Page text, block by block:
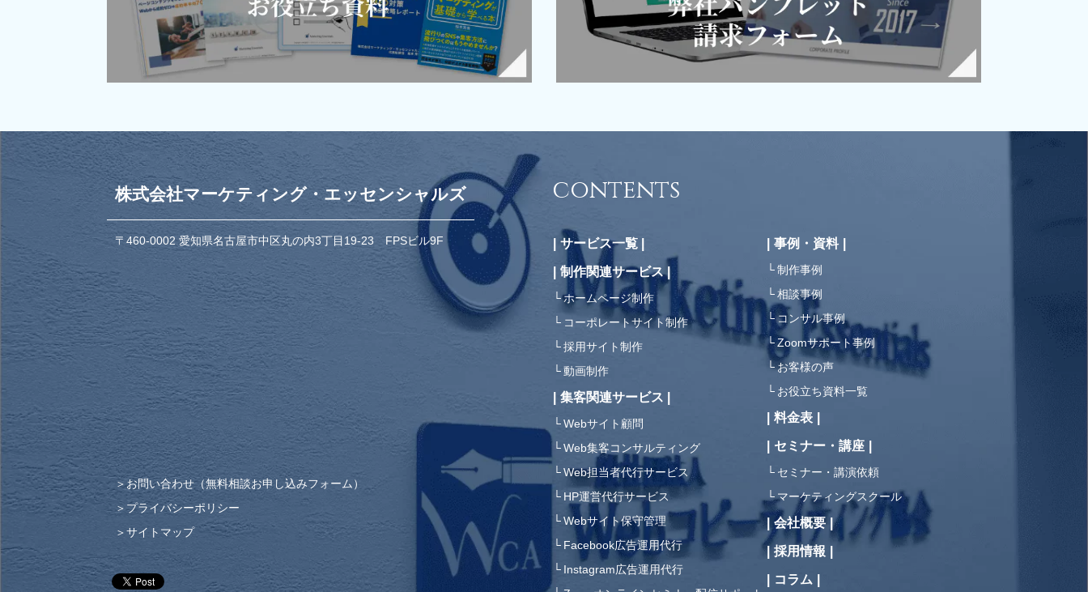
株式会社マーケティング・エッセンシャルズ
〒460-0002 愛知県名古屋市中区丸の内3丁目19-23 FPSビル9F
お問い合わせ（無料相談お申し込みフォーム）
プライバシーポリシー
サイトマップ
contents
サービス一覧
制作関連サービス
ホームページ制作
コーポレートサイト制作
採用サイト制作
動画制作
集客関連サービス
Webサイト顧問
Web集客コンサルティング
Web担当者代行サービス
HP運営代行サービス
Webサイト保守管理
Facebook広告運用代行
Instagram広告運用代行
事例・資料
制作事例
相談事例
コンサル事例
Zoomサポート事例
お客様の声
お役立ち資料一覧
料金表
セミナー・講座
セミナー・講演依頼
マーケティングスクール
会社概要
採用情報
コラム